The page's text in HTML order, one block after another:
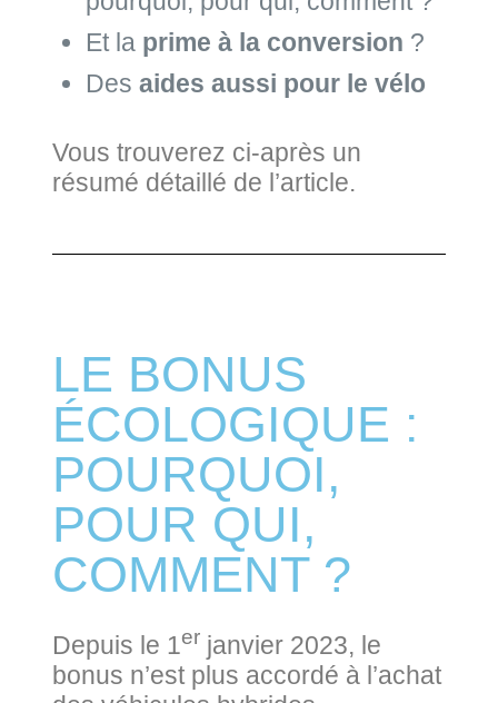
Et la prime à la conversion ?
Des aides aussi pour le vélo
Vous trouverez ci-après un
résumé détaillé de l’article.
LE BONUS
ÉCOLOGIQUE :
POURQUOI,
POUR QUI,
COMMENT ?
Depuis le 1erjanvier 2023, le
bonus n’est plus accordé à l’achat